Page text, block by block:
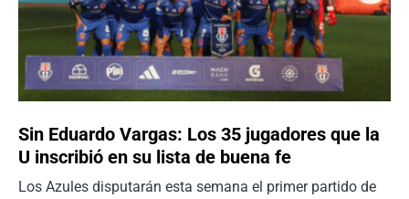
Sin Eduardo Vargas: Los 35 jugadores que la
U inscribió en su lista de buena fe
Los Azules disputarán esta semana el primer partido de